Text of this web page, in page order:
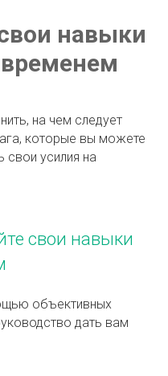
навыки
на чем следует
которые вы можете
свои усилия на
свои навыки
объективных
дать вам